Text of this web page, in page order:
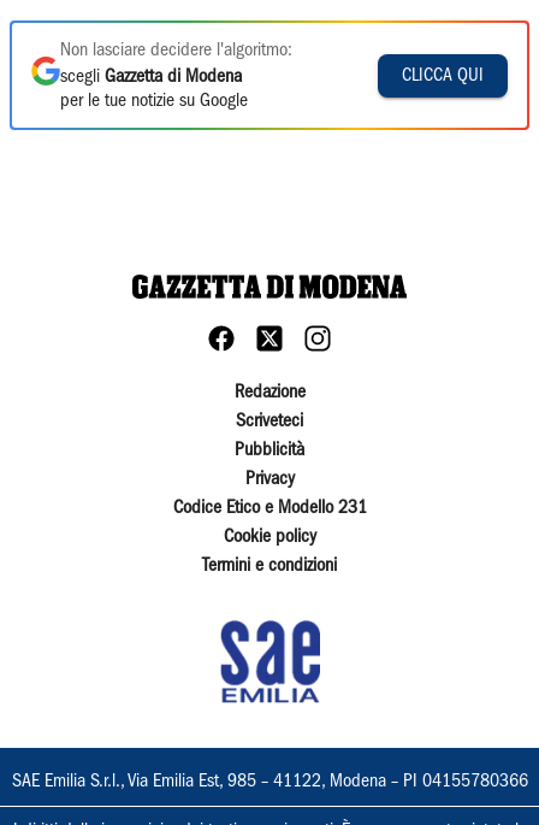
Non lasciare decidere l'algoritmo:
scegli Gazzetta di Modena
per le tue notizie su Google
CLICCA QUI
Redazione
Scriveteci
Pubblicità
Privacy
Codice Etico e Modello 231
Cookie policy
Termini e condizioni
SAE Emilia S.r.l., Via Emilia Est, 985 – 41122, Modena – PI 04155780366